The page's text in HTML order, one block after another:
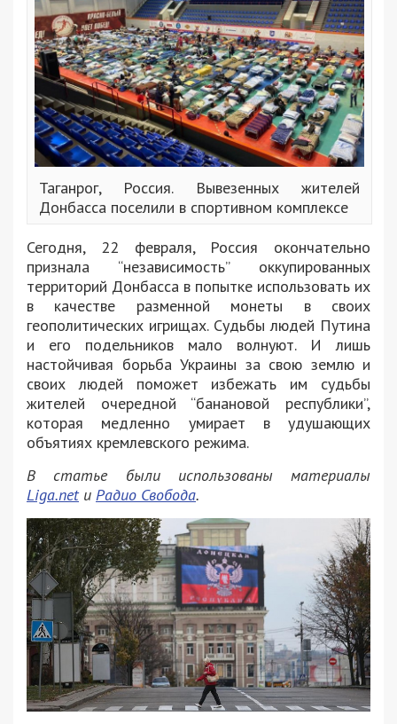
Таганрог, Россия. Вывезенных жителей
Донбасса поселили в спортивном комплексе
Сегодня, 22 февраля, Россия окончательно
признала “независимость” оккупированных
территорий Донбасса в попытке использовать их
в качестве разменной монеты в своих
геополитических игрищах. Судьбы людей Путина
и его подельников мало волнуют. И лишь
настойчивая борьба Украины за свою землю и
своих людей поможет избежать им судьбы
жителей очередной “банановой республики”,
которая медленно умирает в удушающих
объятиях кремлевского режима.
В статье были использованы материалы
Liga.netи Радио Свобода.